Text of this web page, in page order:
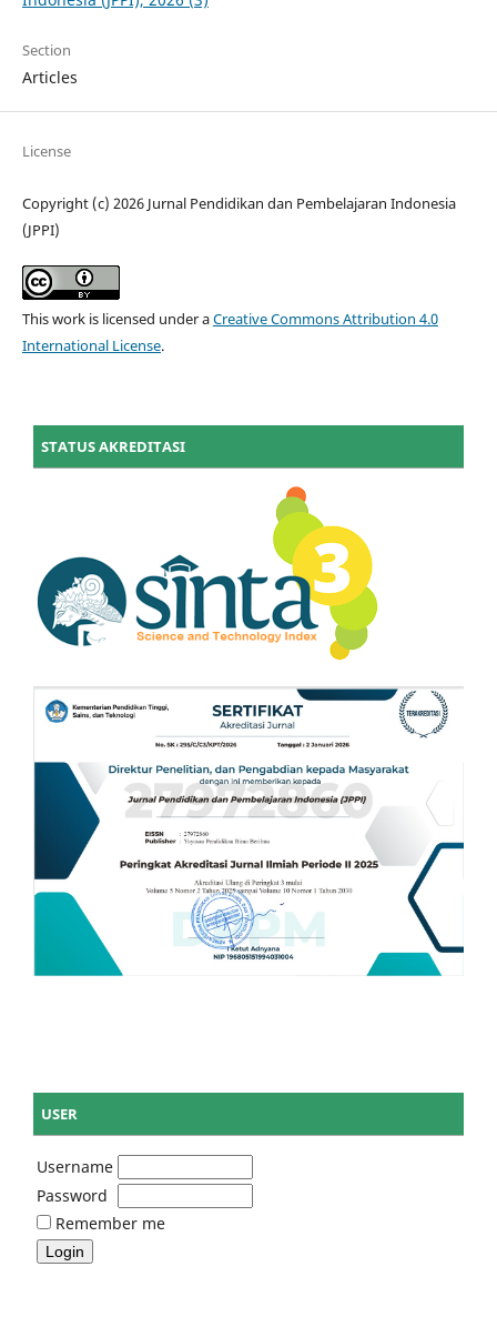
Section
Articles
License
Copyright (c) 2026 Jurnal Pendidikan dan Pembelajaran Indonesia
(JPPI)
This work is licensed under aCreative Commons Attribution 4.0
International License.
STATUS AKREDITASI
USER
Username
Password
Remember me